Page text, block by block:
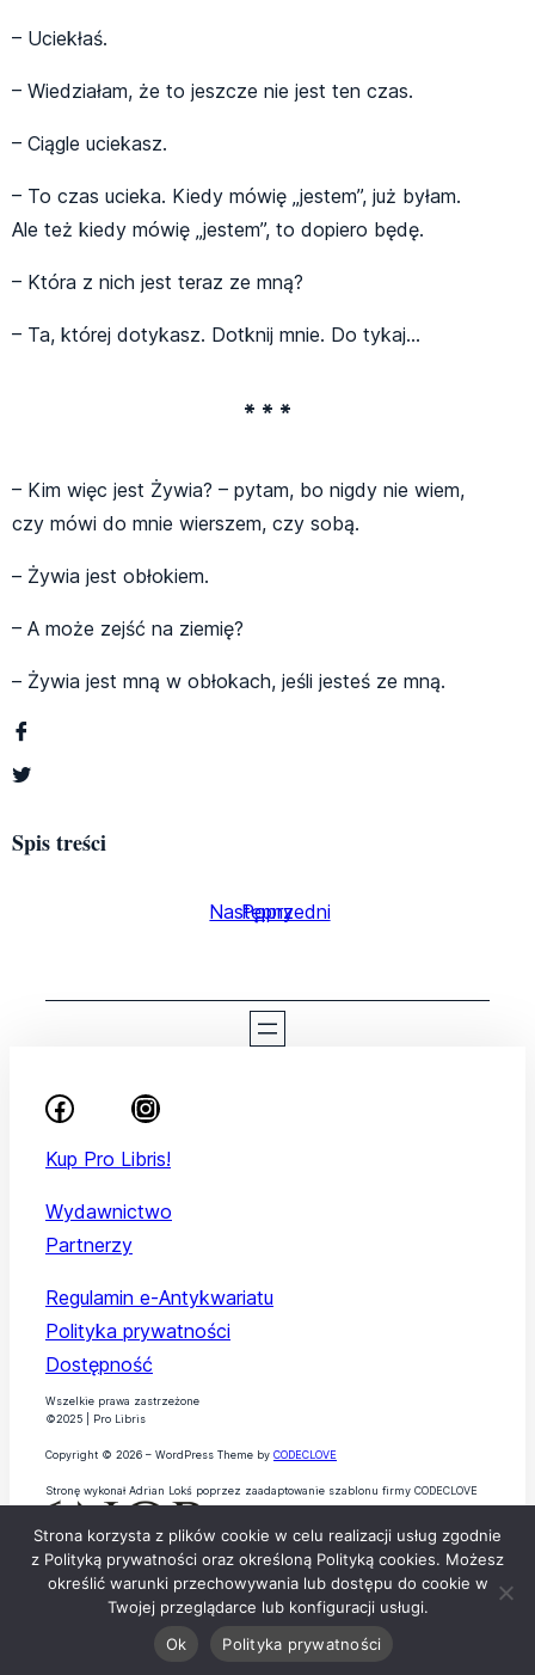
– Uciekłaś.
– Wiedziałam, że to jeszcze nie jest ten czas.
– Ciągle uciekasz.
– To czas ucieka. Kiedy mówię „jestem”, już byłam.
Ale też kiedy mówię „jestem”, to dopiero będę.
– Która z nich jest teraz ze mną?
– Ta, której dotykasz. Dotknij mnie. Do tykaj…
* * *
– Kim więc jest Żywia? – pytam, bo nigdy nie wiem,
czy mówi do mnie wierszem, czy sobą.
– Żywia jest obłokiem.
– A może zejść na ziemię?
– Żywia jest mną w obłokach, jeśli jesteś ze mną.
Spis treści
Poprzedni
Następny
Kup Pro Libris!
Wydawnictwo
Partnerzy
Regulamin e-Antykwariatu
Polityka prywatności
Dostępność
Wszelkie prawa zastrzeżone
©2025 | Pro Libris
Copyright © 2026 – WordPress Theme by CODECLOVE
Stronę wykonał Adrian Lokś poprzez zaadaptowanie szablonu firmy CODECLOVE
Strona korzysta z plików cookie w celu realizacji usług zgodnie
z Polityką prywatności oraz określoną Polityką cookies. Możesz
określić warunki przechowywania lub dostępu do cookie w
Twojej przeglądarce lub konfiguracji usługi.
Ok
Polityka prywatności